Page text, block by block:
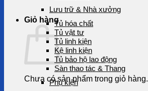
Giỏ hàng
Chưa có sản phẩm trong giỏ hàng.
Lưu trữ & Nhà xưởng
Tủ hóa chất
Tủ vật tư
Tủ linh kiện
Kệ linh kiện
Tủ bảo hộ lao động
Sàn thao tác & Thang
Phụ kiện